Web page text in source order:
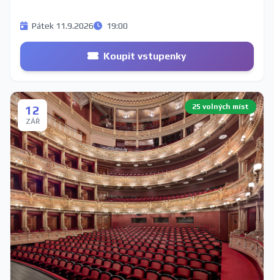
Pátek 11.9.2026 19:00
Koupit vstupenky
12
ZÁŘ
25 volných míst